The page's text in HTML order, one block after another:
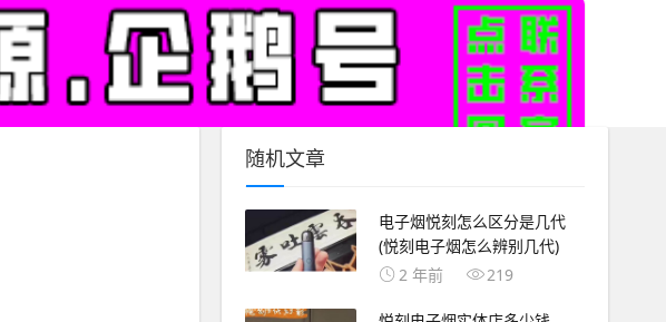
随机文章
电子烟悦刻怎么区分是几代
(悦刻电子烟怎么辨别几代)
2 年前
219